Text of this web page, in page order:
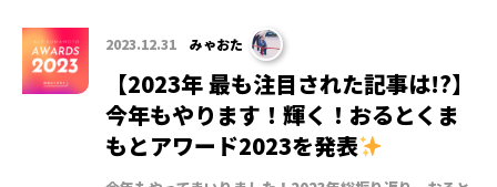
2023.12.31 みゃおた
【2023年 最も注目された記事は!?】
今年もやります！輝く！おるとくま
もとアワード2023を発表